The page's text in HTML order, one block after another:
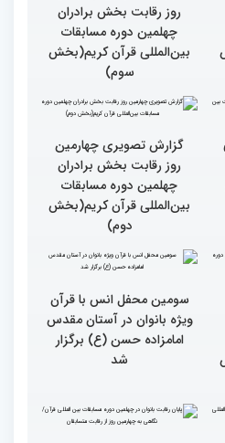
تجلیل از بانوان قرآنی
برگزیده جهان اسلام در
سومین محفل «خیرات
حسان»
گزارش تصویری چهارمین
روز رقابت بخش برادران
چهلمین دوره مسابقات
بین‌المللی قرآن کریم(بخش
سوم)
گزارش تصویری چهارمین
بین‌المللی قرآن کریم(بخش
دوم)